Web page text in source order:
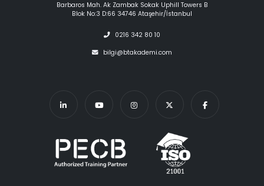
Barbaros Mah. Ak Zambak Sokak Uphill Towers B
Blok No:3 D:66 34746 Ataşehir/İstanbul
0216 342 80 10
bilgi@btakademi.com